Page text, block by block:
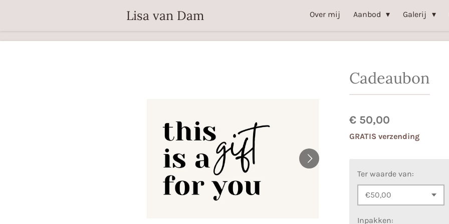
Lisa van Dam Over mij Aanbod Galerij
Cadeaubon
€ 50,00
GRATIS verzending
Ter waarde van:
Inpakken: